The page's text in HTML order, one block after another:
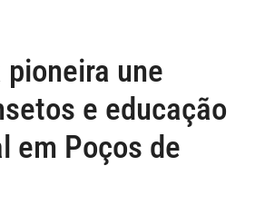
une
e educação
em Poços de